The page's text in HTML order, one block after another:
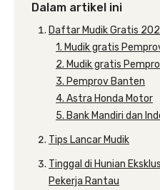
Dalam artikel ini
Daftar Mudik Gratis
1. Mudik gratis
2. Mudik gratis
3. Pemprov Banten
4. Astra Honda Motor
5. Bank Mandiri dan
Tips Lancar Mudik
Tinggal di Hunian
Pekerja Rantau